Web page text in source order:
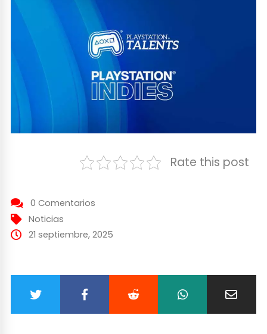
Rate this post
0 Comentarios
Noticias
21 septiembre, 2025